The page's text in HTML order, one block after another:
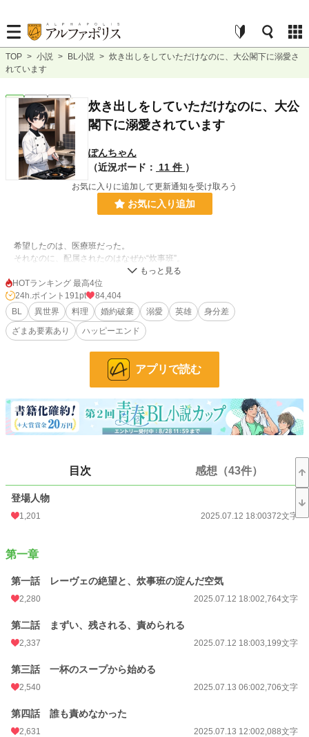
TOP > 小説 > BL小説 > 炊き出しをしていただけなのに、大公閣下に溺愛さ
れています
BL 完結 長編
炊き出しをしていただけなのに、大公
閣下に溺愛されています
ぽんちゃん
（近況ボード：
11 件 ）
お気に入りに追加して更新通知を受け取ろう
お気に入り追加
希望したのは、医療班だった。
それなのに、配属されたのはなぜか“炊事班”。
「役立たずの掃き溜め」と呼ばれるその場所で、僕は黙々と鍋をかき混ぜる。
誰にも褒められなくても、誰かが「おいしい」と笑ってくれるなら、それだけ
でいいと思っていた。
……けれど、婚約者に裏切られていた。
軍から逃げ出した先で、炊き出しをすることに。
そんな僕を追いかけてきたのは、王国軍の最高司令官――
“雲の上の存在”カイゼル・ルクスフォルト大公閣下だった。
「君の料理が、兵の士気を支えていた」
「君を愛している」
さらに、裏切ったはずの元婚約者まで現れて――！？
BL
お気に入り 3,428
73,155
初回公開日時
週間ポイント
HOTランキング 最高4位
24h.ポイント 191pt
84,404
BL
異世界 料理 婚約破棄 溺愛 英雄
身分差
ざまあ要素あり
ハッピーエンド
アプリで読む
目次 感想（43件）
登場人物
1,201 2025.07.12 18:00372文字
第一章
第一話 レーヴェの絶望と、炊事班の淀んだ空気
2,280 2025.07.12 18:002,764文字
第二話 まずい、残される、責められる
2,337 2025.07.12 18:003,199文字
第三話 一杯のスープから始める
2,540 2025.07.13 06:002,706文字
第四話 誰も責めなかった
2,631 2025.07.13 12:002,088文字